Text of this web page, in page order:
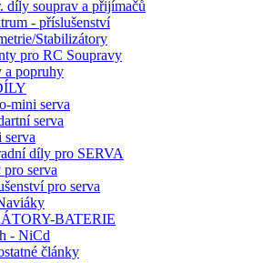
díly souprav a přijímačů
- příslušenství
Stabilizátory
pro RC Soupravy
a popruhy
mini serva
serva
díly pro SERVA
pro serva
pro serva
BATERIE
- NiCd
články